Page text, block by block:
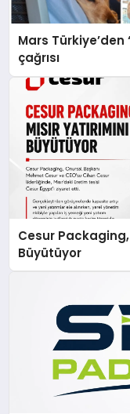
Mars Türkiye’den
çağrısı
Cesur Packaging,
Büyütüyor